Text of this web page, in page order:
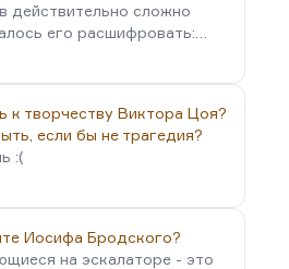
действительно сложно
его расшифровать:…
к творчеству Виктора Цоя?
если бы не трагедия?
:(
Иосифа Бродского?
на эскалаторе - это